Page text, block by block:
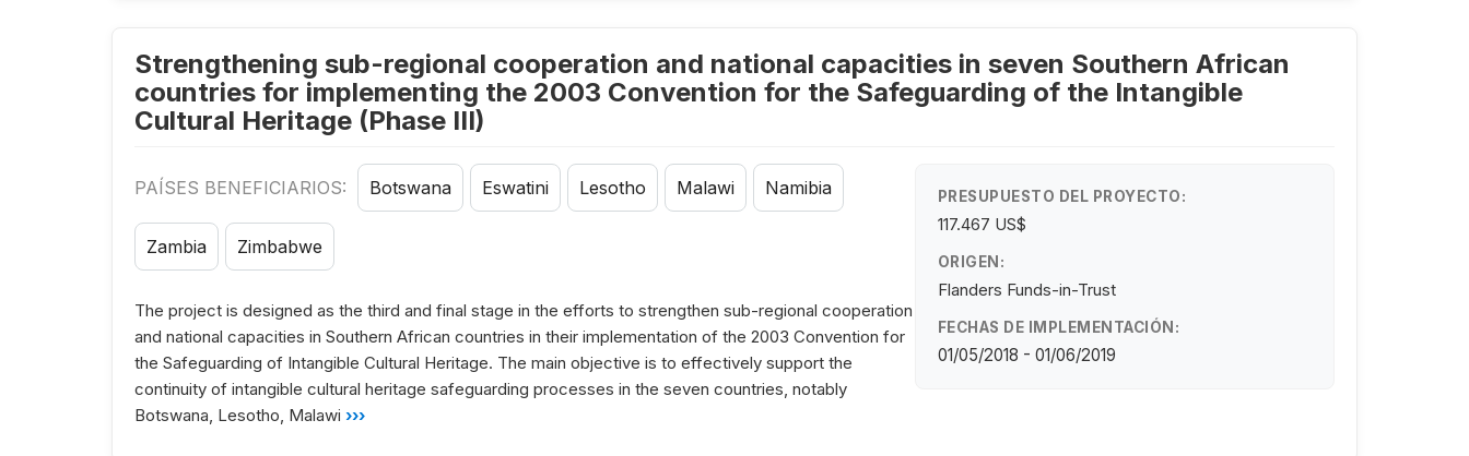
Strengthening sub-regional cooperation and national capacities in seven Southern African
countries for implementing the 2003 Convention for the Safeguarding of the Intangible
Cultural Heritage (Phase III)
PAÍSES BENEFICIARIOS: Botswana Eswatini Lesotho Malawi Namibia
Zambia Zimbabwe
The project is designed as the third and final stage in the efforts to strengthen sub-regional cooperation
and national capacities in Southern African countries in their implementation of the 2003 Convention for
the Safeguarding of Intangible Cultural Heritage. The main objective is to effectively support the
continuity of intangible cultural heritage safeguarding processes in the seven countries, notably
Botswana, Lesotho, Malawi ›››
PRESUPUESTO DEL PROYECTO:
117.467 US$
ORIGEN:
Flanders Funds-in-Trust
FECHAS DE IMPLEMENTACIÓN:
01/05/2018 - 01/06/2019